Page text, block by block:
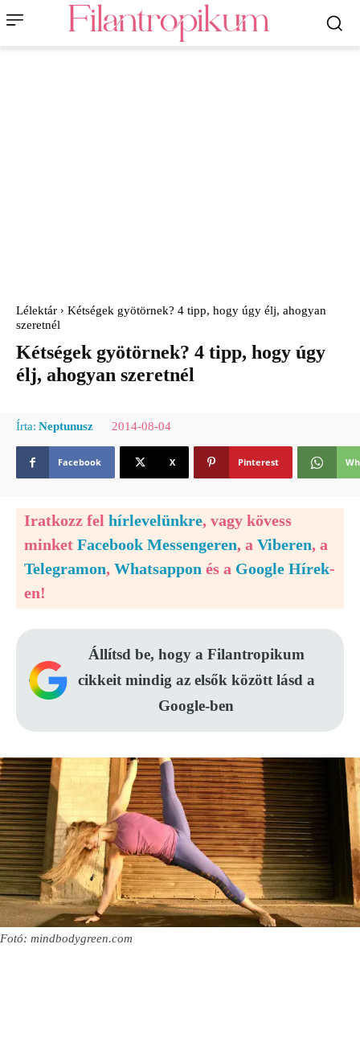
Lélektár
Kétségek gyötörnek? 4 tipp, hogy úgy élj, ahogyan
szeretnél
Kétségek gyötörnek? 4 tipp, hogy úgy
élj, ahogyan szeretnél
Írta: Neptunusz 2014-08-04
Facebook X Pinterest
Iratkozz fel hírlevelünkre, vagy kövess
minket Facebook Messengeren, a Viberen, a
Telegramon, Whatsappon és a Google Hírek-
en!
Állítsd be, hogy a Filantropikum
cikkeit mindig az elsők között lásd a
Google-ben
Fotó: mindbodygreen.com